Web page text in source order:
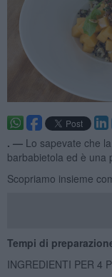
. — Lo sapevate che
barbabietola ed è una
Scopriamo insieme
Tempi di
INGREDIENTI PER 4